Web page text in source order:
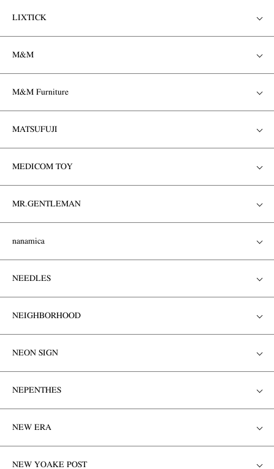
LIXTICK
M&M
M&M Furniture
MATSUFUJI
MEDICOM TOY
MR.GENTLEMAN
nanamica
NEEDLES
NEIGHBORHOOD
NEON SIGN
NEPENTHES
NEW ERA
NEW YOAKE POST